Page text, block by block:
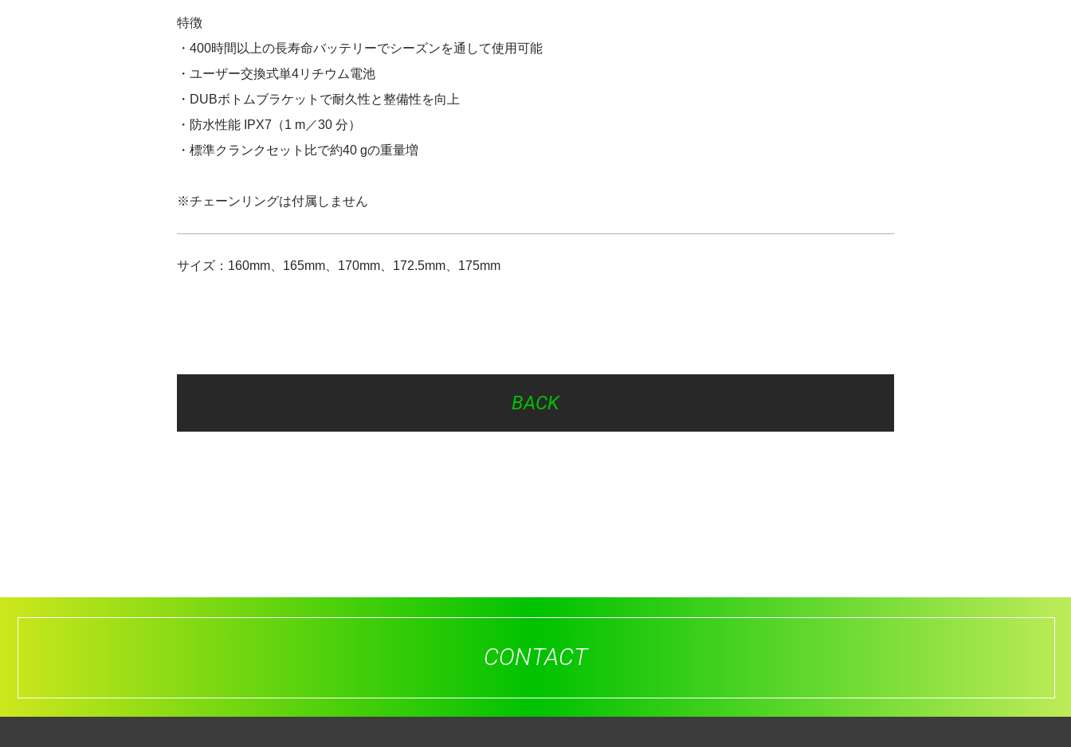
特徴
・400時間以上の長寿命バッテリーでシーズンを通して使用可能
・ユーザー交換式単4リチウム電池
・DUBボトムブラケットで耐久性と整備性を向上
・防水性能 IPX7（1 m／30 分）
・標準クランクセット比で約40 gの重量増
※チェーンリングは付属しません
サイズ：160mm、165mm、170mm、172.5mm、175mm
BACK
CONTACT